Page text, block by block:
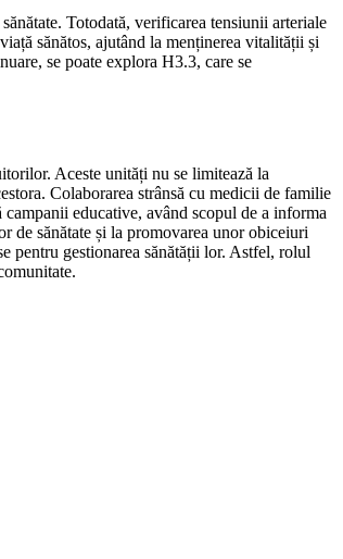
Totodată, verificarea tensiunii arteriale
sănătos, ajutând la menținerea vitalității și
se poate explora H3.3, care se
Aceste unități nu se limitează la
Colaborarea strânsă cu medicii de familie
educative, având scopul de a informa
de sănătate și la promovarea unor obiceiuri
pentru gestionarea sănătății lor. Astfel, rolul